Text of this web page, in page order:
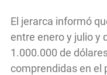
El jerarca informó
entre enero y julio y
1.000.000 de
comprendidas en el